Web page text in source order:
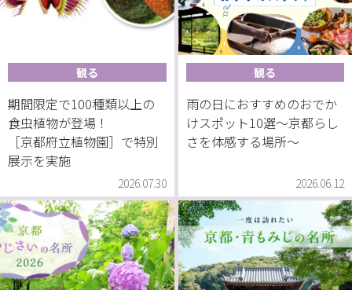
観る
期間限定で100種類以上の
食虫植物が登場！
［京都府立植物園］で特別
展示を実施
2026.07.30
観る
雨の日におすすめのおでか
けスポット10選〜京都らし
さを体感する場所～
2026.06.12